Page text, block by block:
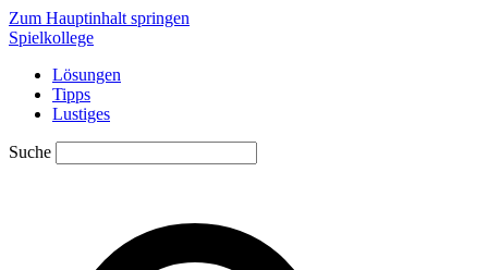
Zum Hauptinhalt springen
Spielkollege
Lösungen
Tipps
Lustiges
Suche